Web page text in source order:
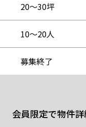
20～30坪
10～20人
募集終了
-
会員限定で物件